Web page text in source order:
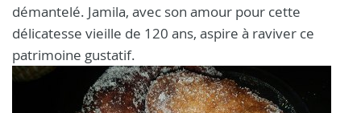
démantelé. Jamila, avec son amour pour cette
délicatesse vieille de 120 ans, aspire à raviver ce
patrimoine gustatif.